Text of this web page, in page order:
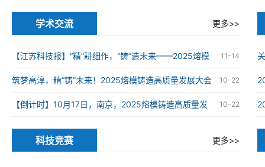
学术交流 更多>>
11-14
【江苏科技报】“精”耕细作，“铸”造未来——2025熔模
铸造高质量发展大会在南京举办 10-22
筑梦高淳，精“铸”未来！2025熔模铸造高质量发展大会
在南京高淳成功举办 10-22
【倒计时】10月17日，南京，2025熔模铸造高质量发
展大会
科技竞赛 更多>>